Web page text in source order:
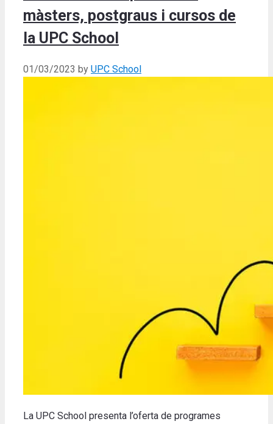
màsters, postgraus i cursos de
la UPC School
01/03/2023 by UPC School
La UPC School presenta l’oferta de programes